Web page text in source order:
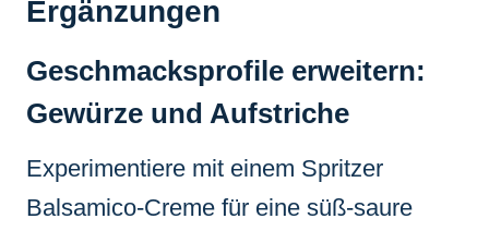
Ergänzungen
Geschmacksprofile erweitern:
Gewürze und Aufstriche
Experimentiere mit einem Spritzer
Balsamico-Creme für eine süß-saure